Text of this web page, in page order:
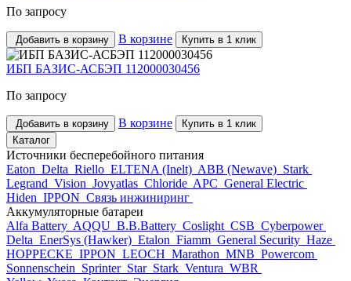
По запросу
Добавить в корзину В корзине Купить в 1 клик
ИБП БАЗИС-АСБЭП 112000030456
По запросу
Добавить в корзину В корзине
Купить в 1 клик
Каталог
Источники бесперебойного питания
Eaton Delta Riello ELTENA (Inelt) ABB (Newave) Stark
Legrand Vision Jovyatlas Chloride APC General Electric
Hiden IPPON Связь инжиниринг
Аккумуляторные батареи
Alfa Battery AQQU B.B.Battery Coslight CSB Cyberpower
Delta EnerSys (Hawker) Etalon Fiamm General Security Haze
HOPPECKE IPPON LEOCH Marathon MNB Powercom
Sonnenschein Sprinter Star Stark Ventura WBR